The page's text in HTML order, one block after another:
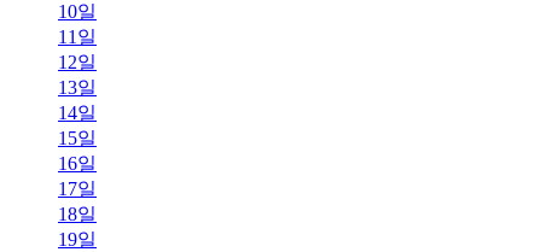
10일
11일
12일
13일
14일
15일
16일
17일
18일
19일